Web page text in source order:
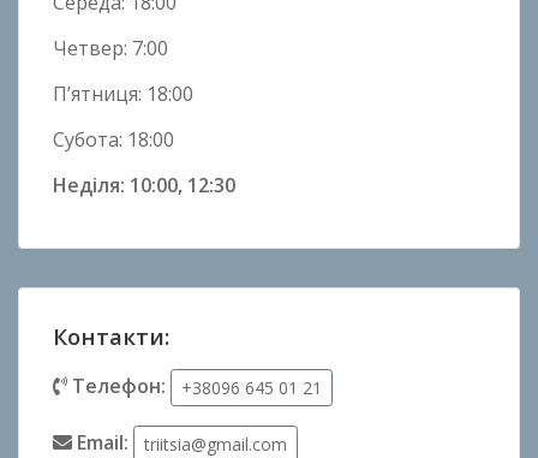
Четвер: 7:00
П’ятниця: 18:00
Субота: 18:00
Неділя: 10:00, 12:30
Контакти:
Телефон: +38096 645 01 21
Email: triitsia@gmail.com